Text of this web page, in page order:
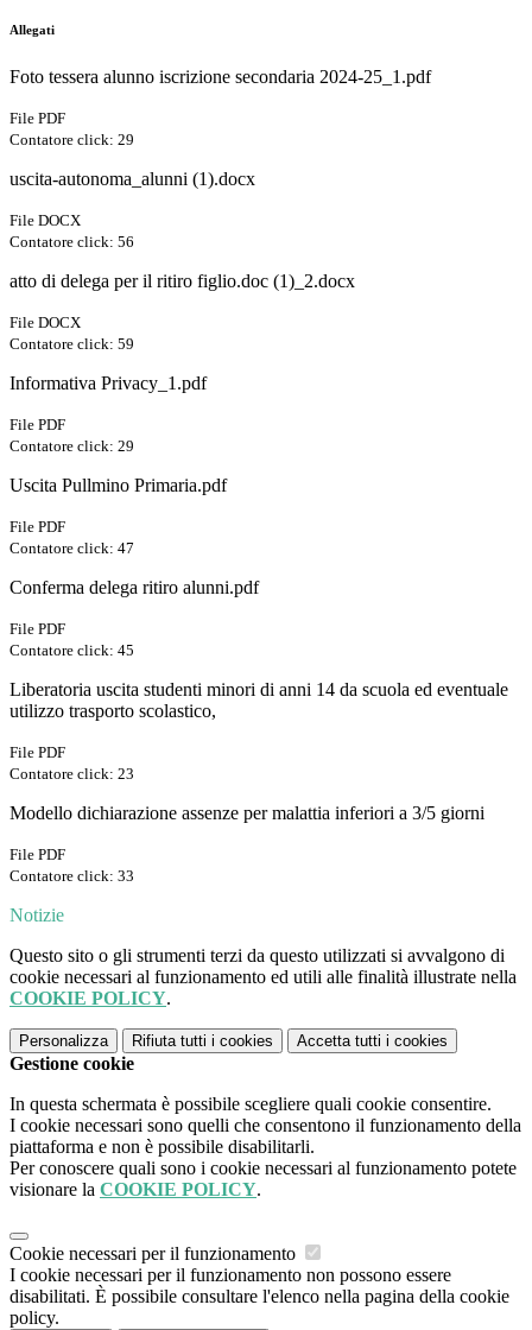
Allegati
Foto tessera alunno iscrizione secondaria 2024-25_1.pdf
File PDF
Contatore click: 29
uscita-autonoma_alunni (1).docx
File DOCX
Contatore click: 56
atto di delega per il ritiro figlio.doc (1)_2.docx
File DOCX
Contatore click: 59
Informativa Privacy_1.pdf
File PDF
Contatore click: 29
Uscita Pullmino Primaria.pdf
File PDF
Contatore click: 47
Conferma delega ritiro alunni.pdf
File PDF
Contatore click: 45
Liberatoria uscita studenti minori di anni 14 da scuola ed eventuale
utilizzo trasporto scolastico,
File PDF
Contatore click: 23
Modello dichiarazione assenze per malattia inferiori a 3/5 giorni
File PDF
Contatore click: 33
Notizie
Questo sito o gli strumenti terzi da questo utilizzati si avvalgono di
cookie necessari al funzionamento ed utili alle finalità illustrate nella
COOKIE POLICY.
Personalizza Rifiuta tutti i cookies Accetta tutti i cookies
Gestione cookie
In questa schermata è possibile scegliere quali cookie consentire.
I cookie necessari sono quelli che consentono il funzionamento della
piattaforma e non è possibile disabilitarli.
Per conoscere quali sono i cookie necessari al funzionamento potete
visionare la COOKIE POLICY.
Cookie necessari per il funzionamento
I cookie necessari per il funzionamento non possono essere
disabilitati. È possibile consultare l'elenco nella pagina della cookie
policy.